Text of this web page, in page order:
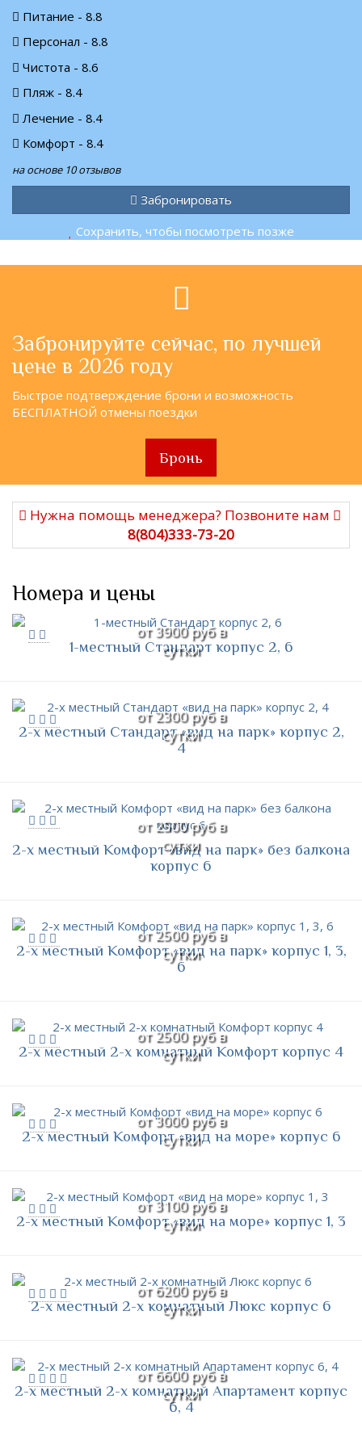
Питание - 8.8
Персонал - 8.8
Чистота - 8.6
Пляж - 8.4
Лечение - 8.4
Комфорт - 8.4
на основе 10 отзывов
Забронировать
Сохранить, чтобы посмотреть позже
Забронируйте сейчас, по лучшей
цене в 2026 году
Быстрое подтверждение брони и возможность
БЕСПЛАТНОЙ отмены поездки
Бронь
Нужна помощь менеджера? Позвоните нам
8(804)333-73-20
Номера и цены
от 3900 руб в
сутки
1-местный Стандарт корпус 2, 6
от 2300 руб в
сутки
2-х местный Стандарт «вид на парк» корпус 2,
4
от 2500 руб в
сутки
2-х местный Комфорт «вид на парк» без балкона
корпус 6
от 2500 руб в
сутки
2-х местный Комфорт «вид на парк» корпус 1, 3,
6
от 2500 руб в
сутки
2-х местный 2-х комнатный Комфорт корпус 4
от 3000 руб в
сутки
2-х местный Комфорт «вид на море» корпус 6
от 3100 руб в
сутки
2-х местный Комфорт «вид на море» корпус 1, 3
от 6200 руб в
сутки
2-х местный 2-х комнатный Люкс корпус 6
от 6600 руб в
сутки
2-х местный 2-х комнатный Апартамент корпус
6, 4